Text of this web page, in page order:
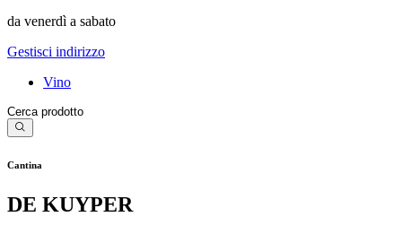
da venerdì a sabato
Gestisci indirizzo
Vino
Cantina
DE KUYPER